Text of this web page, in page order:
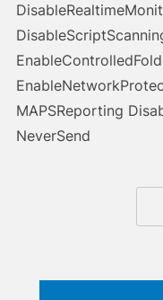
MAPSReporting
NeverSend